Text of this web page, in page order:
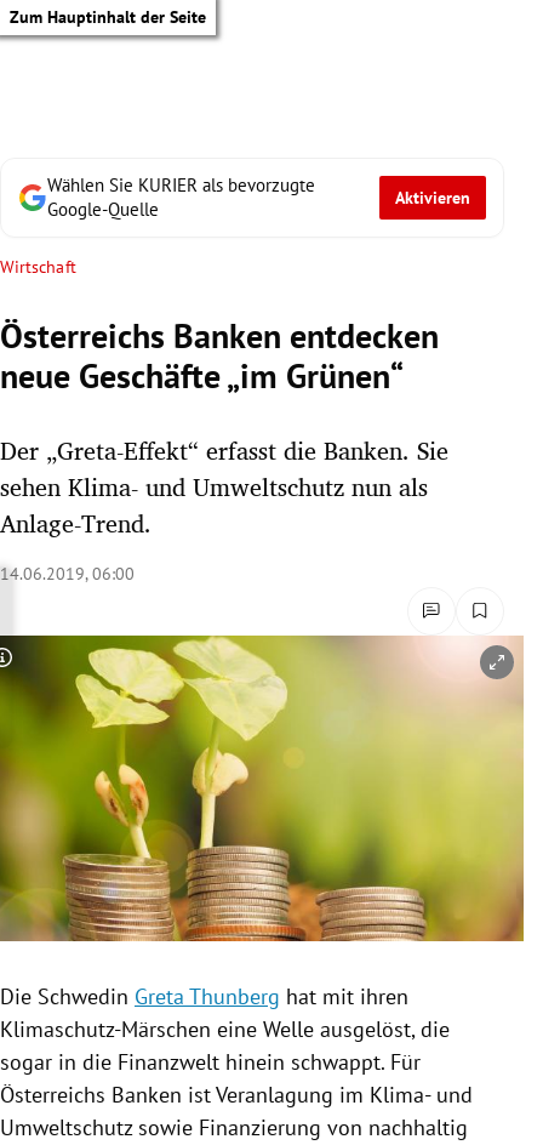
Zum Hauptinhalt der Seite
Untermenü
Untermenü
Untermenü
Untermenü
Untermenü
Untermenü
Untermenü
Wählen Sie KURIER als bevorzugte
Google-Quelle
Aktivieren
Wirtschaft
Österreichs Banken entdecken
neue Geschäfte „im Grünen“
Der „Greta-Effekt“ erfasst die Banken. Sie
sehen Klima- und Umweltschutz nun als
Anlage-Trend.
14.06.2019, 06:00
Copyright-Hinweis öffnen/schließen
Die Schwedin Greta Thunberg hat mit ihren
Klimaschutz-Märschen eine Welle ausgelöst, die
sogar in die Finanzwelt hinein schwappt. Für
Österreichs Banken ist Veranlagung im Klima- und
Umweltschutzsowie Finanzierung von nachhaltig